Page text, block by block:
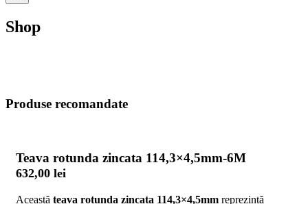
Shop
Teava rotunda zincata 114,3×4,5mm-6M
632,00 lei
Această teava rotunda zincata 114,3×4,5mm reprezintă
Produse recomandate